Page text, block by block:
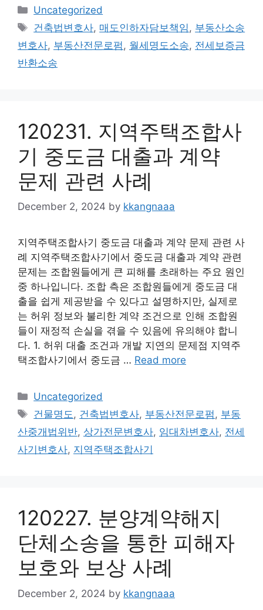
Categories
Uncategorized
Tags
건축법변호사, 매도인하자담보책임 , 부동산소송
변호사, 부동산전문로펌 , 월세명도소송, 전세보증금
반환소송
120231. 지역주택조합사
기 중도금 대출과 계약
문제 관련 사례
December 2, 2024 by kkangnaaa
지역주택조합사기 중도금 대출과 계약 문제 관련 사
례 지역주택조합사기에서 중도금 대출과 계약 관련
문제는 조합원들에게 큰 피해를 초래하는 주요 원인
중 하나입니다. 조합 측은 조합원들에게 중도금 대
출을 쉽게 제공받을 수 있다고 설명하지만, 실제로
는 허위 정보와 불리한 계약 조건으로 인해 조합원
들이 재정적 손실을 겪을 수 있음에 유의해야 합니
다. 1. 허위 대출 조건과 개발 지연의 문제점 지역주
택조합사기에서 중도금 … Read more
Categories
Uncategorized
Tags
건물명도, 건축법변호사, 부동산전문로펌, 부동
산중개법위반, 상가전문변호사, 임대차변호사, 전세
사기변호사, 지역주택조합사기
120227. 분양계약해지
단체소송을 통한 피해자
보호와 보상 사례
December 2, 2024 by kkangnaaa